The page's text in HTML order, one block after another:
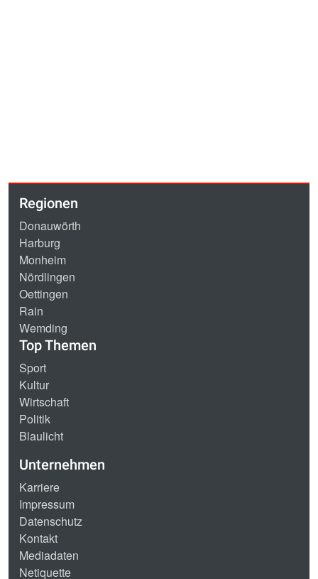
Regionen
Donauwörth
Harburg
Monheim
Nördlingen
Oettingen
Rain
Wemding
Top Themen
Sport
Kultur
Wirtschaft
Politik
Blaulicht
Unternehmen
Karriere
Impressum
Datenschutz
Kontakt
Mediadaten
Netiquette